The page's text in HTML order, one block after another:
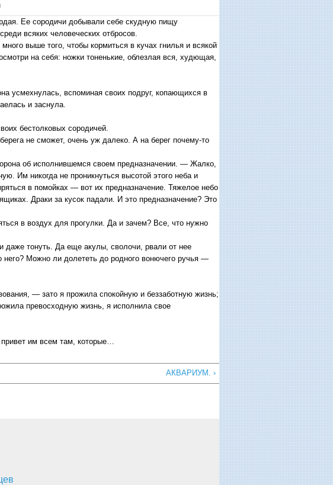
Ее сородичи добывали себе скудную пищу
всяких человеческих отбросов.
выше того, чтобы кормиться в кучах гнилья и всякой
на себя: ножки тоненькие, облезлая вся, худющая,
усмехнулась, вспоминая своих подруг, копающихся в
и заснула.
бестолковых сородичей.
не сможет, очень уж далеко. А на берег почему-то
об исполнившемся своем предназначении. — Жалко,
Им никогда не проникнуться высотой этого неба и
в помойках — вот их предназначение. Тяжелое небо
Драки за кусок падали. И это предназначение? Это
в воздух для прогулки. Да и зачем? Все, что нужно
даже тонуть. Да еще акулы, сволочи, рвали от нее
него? Можно ли долететь до родного вонючего ручья —
— зато я прожила спокойную и беззаботную жизнь;
превосходную жизнь, я исполнила свое
им всем там, которые…
АКВАРИУМ. ›